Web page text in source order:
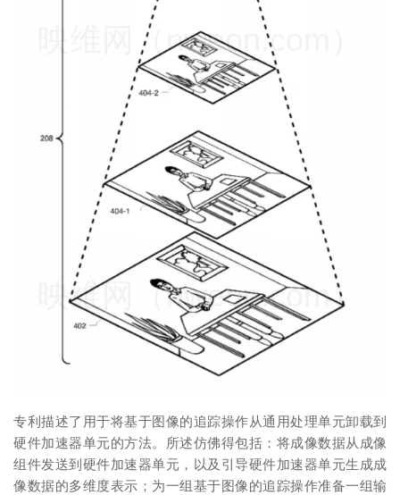
专利描述了用于将基于图像的追踪操作从通用处理单元卸载到
硬件加速器单元的方法。所述仿佛得包括：将成像数据从成像
组件发送到硬件加速器单元，以及引导硬件加速器单元生成成
像数据的多维度表示；为一组基于图像的追踪操作准备一组输
映维网（nweon.com）
映维网（nweon.com）